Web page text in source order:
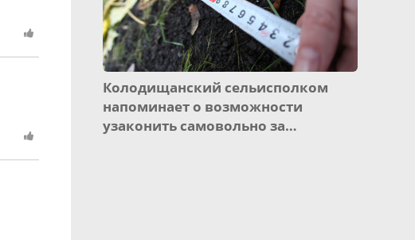
Колодищанский сельисполком
напоминает о возможности
узаконить самовольно за…